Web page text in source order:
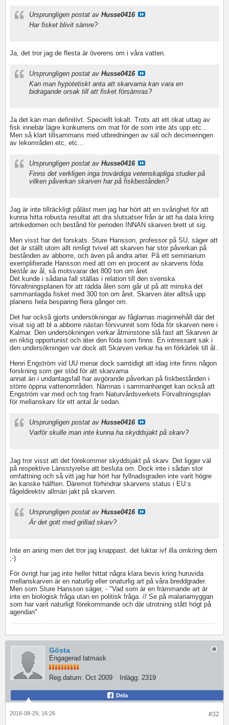
Ursprungligen postat av Husse0416
Har fisket blivit sämre?
Ja, det tror jag de flesta är överens om i våra vatten.
Ursprungligen postat av Husse0416
Kan man hypotetiskt anta att skarvarna kan vara en
bidragande orsak till att fisket försämras?
Ja det kan man definitivt. Speciellt lokalt. Trots att ett ökat uttag av
fisk innebär lägre konkurrens om mat för de som inte äts upp etc...
Men så klart tillsammans med utbredningen av säl och decimeringen
av lekområden etc, etc...
Ursprungligen postat av Husse0416
Finns det verkligen inga trovärdiga vetenskapliga studier på
vilken påverkan skarven har på fiskbestånden?
Jag är inte tillräckligt påläst men jag har hört att en svårighet för att
kunna hitta robusta resultat att dra slutsatser från är att ha data kring
artrikedomen och bestånd för perioden INNAN skarven brett ut sig.
Men visst har det forskats. Sture Hansson, professor på SU, säger att
det är ställt utom allt rimligt tvivel att skarven har stor påverkan på
bestånden av abborre, och även på andra arter. På ett seminarium
exemplifierade Hansson med att om en procent av skarvens föda
består av ål, så motsvarar det 800 ton om året.
Det kunde i sådana fall ställas i relation till den svenska
förvaltningsplanen för att rädda ålen som går ut på att minska det
sammanlagda fisket med 300 ton om året. Skarven äter alltså upp
planens hela besparing flera gånger om.
Det har också gjorts undersökningar av fåglarnas maginnehåll där det
visat sig att bl a abborre nästan försvunnit som föda för skarven nere i
Kalmar. Den undersökningen verkar åtminstone slå fast att Skarven är
en riktig opportunist och äter den föda som finns. En intressant sak i
den undersökningen var dock att Skarven verkar ha en förkärlek till ål..
Henri Engström vid UU menar dock samtidigt att idag inte finns någon
forskning som ger stöd för att skarvarna
annat än i undantagsfall har avgörande påverkan på fiskbestånden i
större öppna vattenområden. Nämnas i sammanhanget kan också att
Engström var med och tog fram Naturvårdsverkets Förvaltningsplan
för mellanskarv för ett antal år sedan.
Ursprungligen postat av Husse0416
Varför skulle man inte kunna ha skyddsjakt på skarv?
Jag tror visst att det förekommer skyddsjakt på skarv. Det ligger väl
på respektive Länsstyrelse att besluta om. Dock inte i sådan stor
omfattning och så vitt jag har hört har fyllnadsgraden inte varit högre
än kanske hälften. Däremot förhindrar skarvens status i EU:s
fågeldirektiv allmän jakt på skarven.
Ursprungligen postat av Husse0416
Är det gott med grillad skarv?
Inte en aning men det tror jag knappast. det luktar ivf illa omkring dem
;-)
För övrigt har jag inte heller hittat några klara bevis kring huruvida
mellanskarven är en naturlig eller onaturlig art på våra breddgrader.
Men som Sture Hansson säger, - "Vad som är en främmande art är
inte en biologisk fråga utan en politisk fråga. // Se på malariamyggan
som har varit naturligt förekommande och där utrotning stått högt på
agendan"
Gösta
Engagerad latmask
Reg.datum: Oct 2009 Inlägg: 2319
Dela
#32
2016-08-29, 16:26